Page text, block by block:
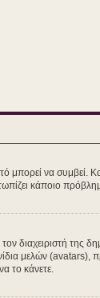
να συμβεί.
κάποιο
διαχειριστή της
μελών
το κάνετε.